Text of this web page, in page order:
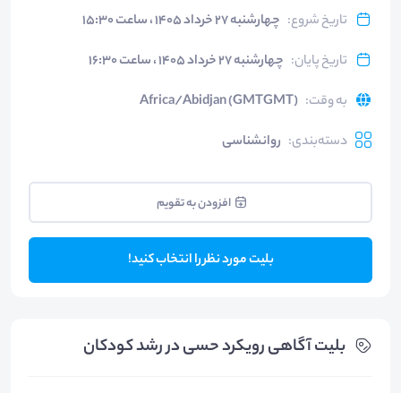
تاریخ شروع: چهارشنبه ۲۷ خرداد ۱۴۰۵ ، ساعت ۱۵:۳۰
تاریخ پایان: چهارشنبه ۲۷ خرداد ۱۴۰۵ ، ساعت ۱۶:۳۰
به وقت:
Africa/Abidjan (GMTGMT)
دسته‌بندی: روانشناسی
افزودن به تقویم
بلیت مورد نظر را انتخاب کنید!
بلیت‌ آگاهی رویکرد حسی در رشد کودکان